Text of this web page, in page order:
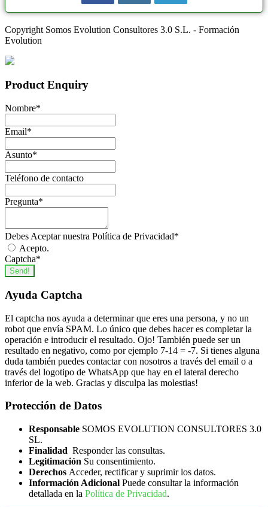
Copyright Somos Evolution Consultores 3.0 S.L. - Formación
Evolution
Product Enquiry
Nombre*
Email*
Asunto*
Teléfono de contacto
Pregunta*
Debes Aceptar nuestra Política de Privacidad*
Acepto.
Captcha*
Send!
Ayuda Captcha
El captcha nos ayuda a determinar que eres una persona, y no un
robot que envía SPAM. Lo único que debes hacer es completar la
operación e introducir el resultado. Ojo! También puede ser un
resultado en negativo, como por ejemplo 7-14 = -7. Si tienes alguna
duda también puedes contactar con nosotros a través del email o a
través del logotipo de WhatsApp que hay en el lateral derecho
inferior de la web. Gracias y disculpa las molestias!
Protección de Datos
Responsable SOMOS EVOLUTION CONSULTORES 3.0
SL.
Finalidad Responder las consultas.
Legitimación Su consentimiento.
Derechos Acceder, rectificar y suprimir los datos.
Información Adicional Puede consultar la información
detallada en la Política de Privacidad.